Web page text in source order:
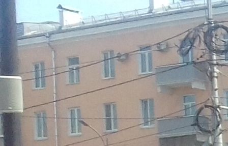
Перейти к основному содержанию